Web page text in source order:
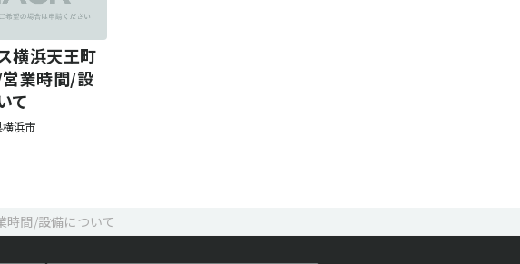
横浜天王町
営業時間/設
て
浜市
時間/設備について